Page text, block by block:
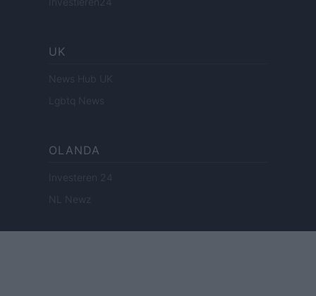
UK
News Hub UK
Lgbtq News
OLANDA
Investeren 24
NL Newz